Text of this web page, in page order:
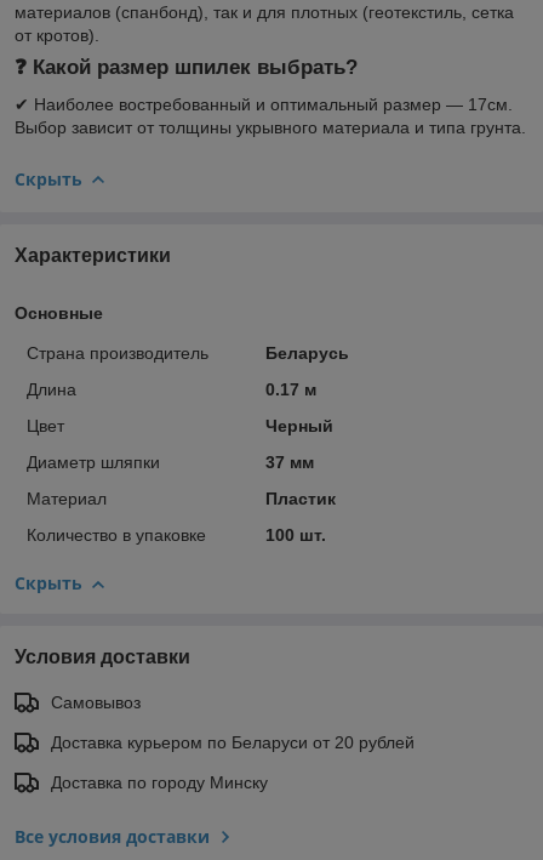
материалов (спанбонд), так и для плотных (геотекстиль, сетка
от кротов).
❓ Какой размер шпилек выбрать?
✔ Наиболее востребованный и оптимальный размер — 17см.
Выбор зависит от толщины укрывного материала и типа грунта.
Скрыть
Характеристики
Основные
Страна производитель
Беларусь
Длина
0.17 м
Цвет
Черный
Диаметр шляпки
37 мм
Материал
Пластик
Количество в упаковке
100 шт.
Скрыть
Условия доставки
Самовывоз
Доставка курьером по Беларуси от 20 рублей
Доставка по городу Минску
Все условия доставки